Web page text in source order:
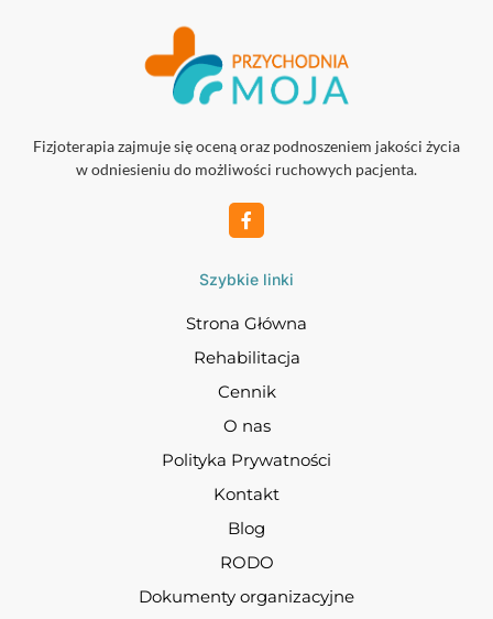
Fizjoterapia zajmuje się oceną oraz podnoszeniem jakości życia
w odniesieniu do możliwości ruchowych pacjenta.
Szybkie linki
Strona Główna
Rehabilitacja
Cennik
O nas
Polityka Prywatności
Kontakt
Blog
RODO
Dokumenty organizacyjne